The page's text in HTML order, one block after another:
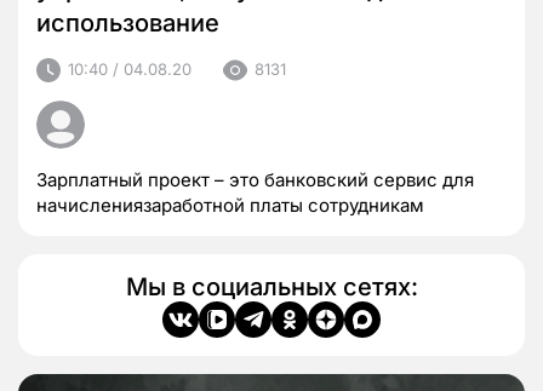
использование
10:40 / 04.08.20 8131
Зарплатный проект – это банковский сервис для
начислениязаработной платы сотрудникам
Мы в социальных сетях: